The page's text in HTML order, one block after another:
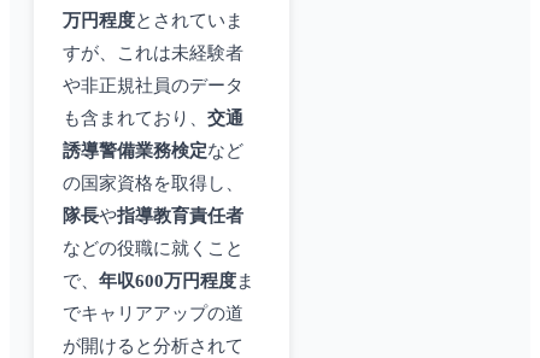
万円程度とされていま
すが、これは未経験者
や非正規社員のデータ
も含まれており、 交通
誘導警備業務検定など
の国家資格を取得し、
隊長や指導教育責任者
などの役職に就くこと
で、 年収600万円程度ま
でキャリアアップの道
が開けると分析されて